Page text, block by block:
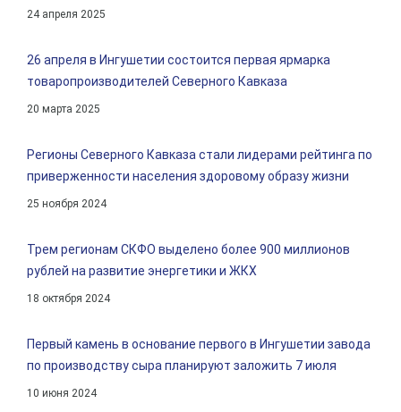
24 апреля 2025
26 апреля в Ингушетии состоится первая ярмарка
товаропроизводителей Северного Кавказа
20 марта 2025
Регионы Северного Кавказа стали лидерами рейтинга по
приверженности населения здоровому образу жизни
25 ноября 2024
Трем регионам СКФО выделено более 900 миллионов
рублей на развитие энергетики и ЖКХ
18 октября 2024
Первый камень в основание первого в Ингушетии завода
по производству сыра планируют заложить 7 июля
10 июня 2024